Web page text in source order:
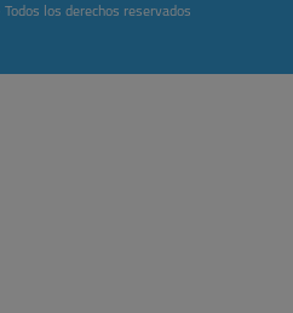
los derechos reservados